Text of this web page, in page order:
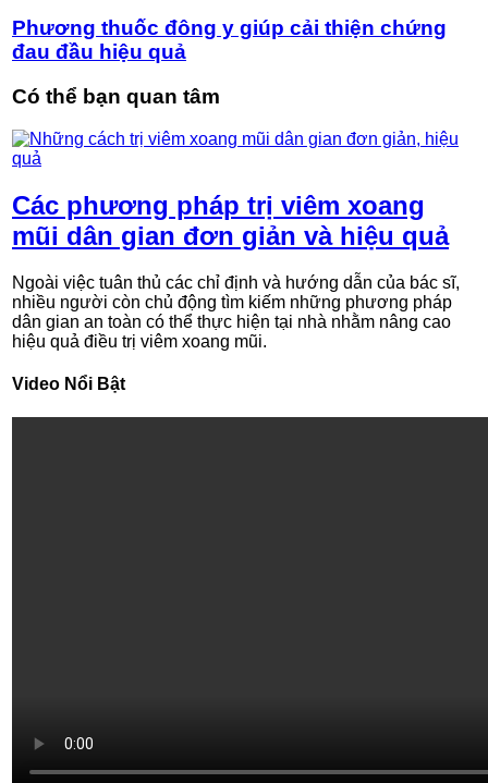
Phương thuốc đông y giúp cải thiện chứng
đau đầu hiệu quả
Có thể bạn quan tâm
Các phương pháp trị viêm xoang
mũi dân gian đơn giản và hiệu quả
Ngoài việc tuân thủ các chỉ định và hướng dẫn của bác sĩ,
nhiều người còn chủ động tìm kiếm những phương pháp
dân gian an toàn có thể thực hiện tại nhà nhằm nâng cao
hiệu quả điều trị viêm xoang mũi.
Video Nổi Bật